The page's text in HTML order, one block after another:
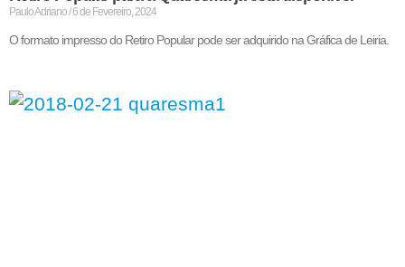
Paulo Adriano 6 de Fevereiro, 2024
O formato impresso do Retiro Popular pode ser adquirido na Gráfica de Leiria.